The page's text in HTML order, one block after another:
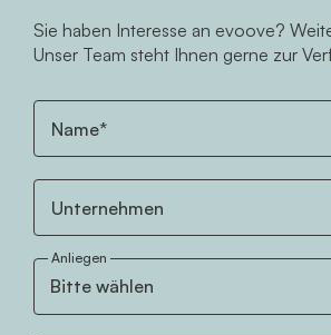
Sie haben Interesse an evoove?
Unser Team steht Ihnen gerne zur
Name*
Unternehmen
Anliegen